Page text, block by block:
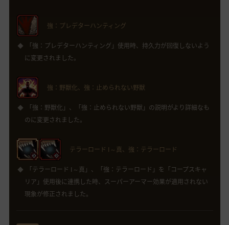
強：プレデターハンティング
「強：プレデターハンティング」使用時、持久力が回復しないよう
に変更されました。
強：野獣化、強：止められない野獣
「強：野獣化」、「強：止められない野獣」の説明がより詳細なも
のに変更されました。
テラーロード I～真、強：テラーロード
「テラーロード I～真」、「強：テラーロード」を「コープスキャ
リア」使用後に連携した時、スーパーアーマー効果が適用されない
現象が修正されました。